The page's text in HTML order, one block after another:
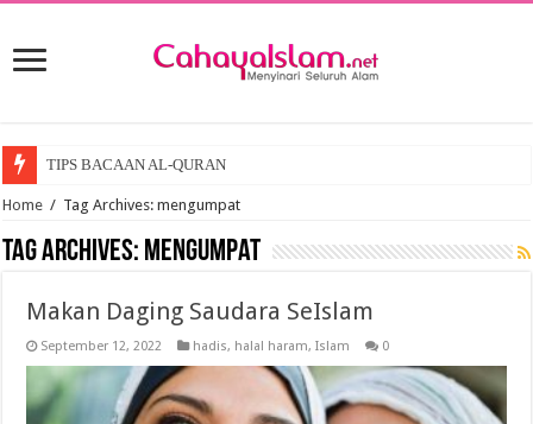
TIPS BACAAN AL-QURAN
Home / Tag Archives: mengumpat
Tag Archives: mengumpat
Makan Daging Saudara SeIslam
September 12, 2022 hadis, halal haram,Islam 0